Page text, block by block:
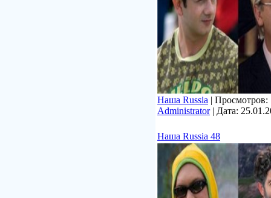
Наша Russia | Просмотров:
Administrator| Дата:
Наша Russia 48